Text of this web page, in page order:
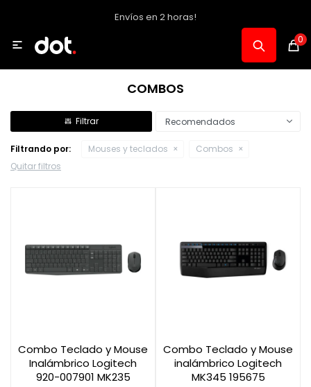
Envíos en 2 horas!
0

COMBOS
Recomendados
Filtrando por: Mouses y teclados
Combos
Quitar filtros
Combo Teclado y Mouse
Inalámbrico Logitech
920-007901 MK235
Combo Teclado y Mouse
inalámbrico Logitech
MK345 195675
Notebooks y PC
Celulares, Relojes y Tablets
Audio, Foto y Video
Smart Home